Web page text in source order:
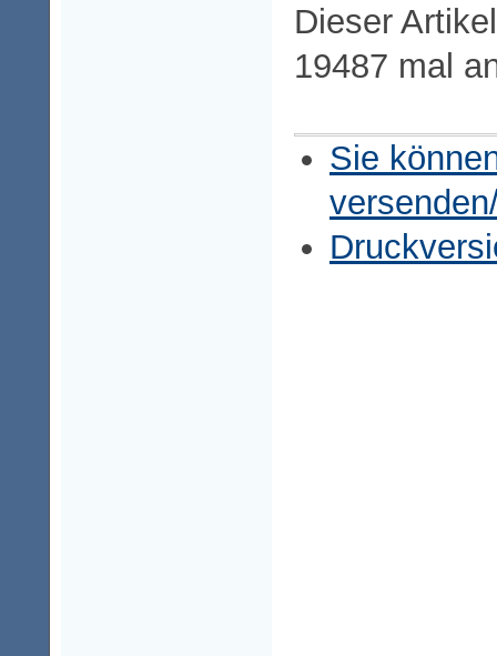
Dieser
19487 mal
Sie